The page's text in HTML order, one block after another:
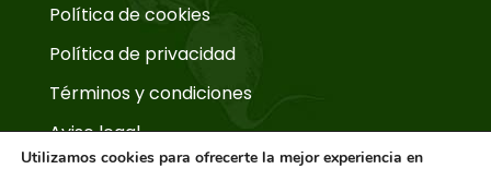
Política de cookies
Política de privacidad
Términos y condiciones
Aviso legal
Utilizamos cookies para ofrecerte la mejor experiencia en